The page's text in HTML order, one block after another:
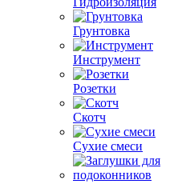
Грунтовка
Инструмент
Розетки
Скотч
Сухие смеси